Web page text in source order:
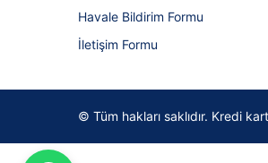
Havale Bildirim Formu
İletişim Formu
© Tüm hakları saklıdır. Kredi